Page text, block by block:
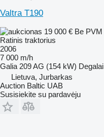
Valtra T190
19 000 € Be PVM
Ratinis traktorius
2006
7 000 m/h
Galia 209 AG (154 kW) Degalai
Lietuva, Jurbarkas
Auction Baltic UAB
Susisiekite su pardavėju